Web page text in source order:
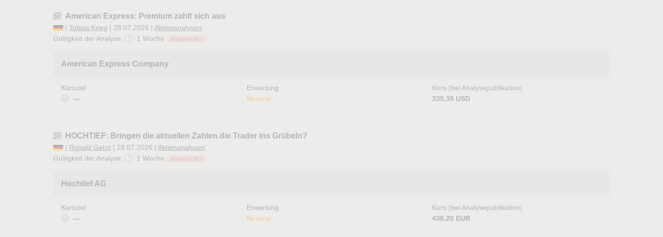
American Express: Premium zahlt sich aus
| Tobias Krieg | 28.07.2026 | Aktienanalysen
Gültigkeit der Analyse:
1 Woche abgelaufen
American Express Company
Kursziel
—
Erwartung
Neutral
Kurs (bei Analysepublikation)
335,39 USD
HOCHTIEF: Bringen die aktuellen Zahlen die Trader ins Grübeln?
| Ronald Gehrt | 28.07.2026 | Aktienanalysen
Gültigkeit der Analyse:
1 Woche abgelaufen
Hochtief AG
Kursziel
—
Erwartung
Neutral
Kurs (bei Analysepublikation)
436,20 EUR